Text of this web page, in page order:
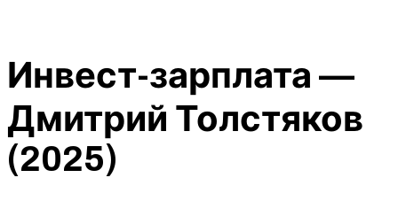
Инвест-зарплата —
Дмитрий Толстяков
(2025)